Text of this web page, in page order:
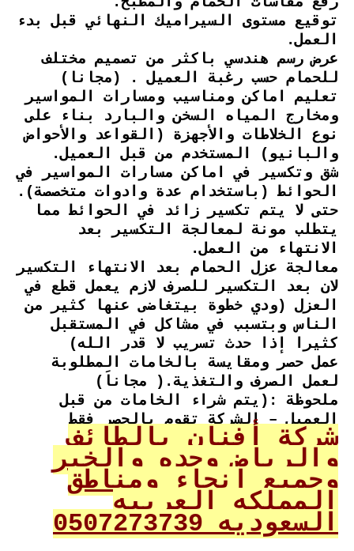
توقيع مستوى السيراميك النهائي قبل بدء
العمل.
عرض رسم هندسي باكثر من تصميم مختلف
للحمام حسب رغبة العميل . (مجانا)
تعليم اماكن ومناسيب ومسارات المواسير
ومخارج المياه السخن والبارد بناء على
نوع الخلاطات والأجهزة (القواعد والأحواض
والبانيو) المستخدم من قبل العميل.
شق وتكسير في اماكن مسارات المواسير في
الحوائط (باستخدام عدة وادوات متخصصة).
حتى لا يتم تكسير زائد في الحوائط مما
يتطلب مونة لمعالجة التكسير بعد
الانتهاء من العمل.
معالجة عزل الحمام بعد الانتهاء التكسير
لان بعد التكسير للصرف لازم يعمل قطع في
العزل (ودي خطوة بيتغاضى عنها كثير من
الناس وبتسبب في مشاكل في المستقبل
كثيرا إذا حدث تسريب لا قدر الله)
عمل حصر ومقايسة بالخامات المطلوبة
لعمل الصرف والتغذية.( مجاناَ)
ملحوظة :(يتم شراء الخامات من قبل
العميل – الشركة تقوم بالحصر فقط
شركة أفنان بالطائف
والرياض وجده والخبر
وجميع انحاء ومناطق
المملكه العربيه
السعوديه 0507273739